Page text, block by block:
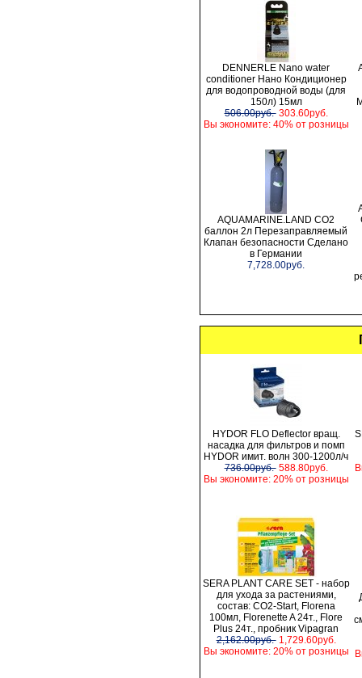
DENNERLE Nano water
conditioner Нано Кондиционер
для водопроводной воды (для
150л) 15мл
506.00руб. 303.60руб.
Вы экономите: 40% от розницы
AQUAMARINE.LAND CO2
баллон 2л Перезаправляемый
Клапан безопасности Сделано
в Германии
7,728.00руб.
HYDOR FLO Deflector вращ.
насадка для фильтров и помп
HYDOR имит. волн 300-1200л/ч
736.00руб. 588.80руб.
Вы экономите: 20% от розницы
SERA PLANT CARE SET - набор
для ухода за растениями,
состав: CO2-Start, Florena
100мл, Florenette A 24т., Flore
Plus 24т., пробник Vipagran
2,162.00руб. 1,729.60руб.
Вы экономите: 20% от розницы